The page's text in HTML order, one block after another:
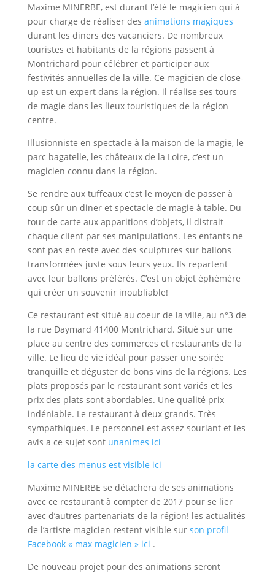
Maxime MINERBE, est durant l’été le magicien qui à
pour charge de réaliser des animations magiques
durant les diners des vacanciers. De nombreux
touristes et habitants de la régions passent à
Montrichard pour célébrer et participer aux
festivités annuelles de la ville. Ce magicien de close-
up est un expert dans la région. il réalise ses tours
de magie dans les lieux touristiques de la région
centre.
Illusionniste en spectacle à la maison de la magie, le
parc bagatelle, les châteaux de la Loire, c’est un
magicien connu dans la région.
Se rendre aux tuffeaux c’est le moyen de passer à
coup sûr un diner et spectacle de magie à table. Du
tour de carte aux apparitions d’objets, il distrait
chaque client par ses manipulations. Les enfants ne
sont pas en reste avec des sculptures sur ballons
transformées juste sous leurs yeux. Ils repartent
avec leur ballons préférés. C’est un objet éphémère
qui créer un souvenir inoubliable!
Ce restaurant est situé au coeur de la ville, au n°3 de
la rue Daymard 41400 Montrichard. Situé sur une
place au centre des commerces et restaurants de la
ville. Le lieu de vie idéal pour passer une soirée
tranquille et déguster de bons vins de la régions. Les
plats proposés par le restaurant sont variés et les
prix des plats sont abordables. Une qualité prix
indéniable. Le restaurant à deux grands. Très
sympathiques. Le personnel est assez souriant et les
avis a ce sujet sont unanimes ici
la carte des menus est visible ici
Maxime MINERBE se détachera de ses animations
avec ce restaurant à compter de 2017 pour se lier
avec d’autres partenariats de la région! les actualités
de l’artiste magicien restent visible sur son profil
Facebook « max magicien » ici .
De nouveau projet pour des animations seront